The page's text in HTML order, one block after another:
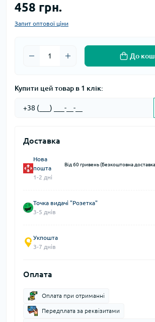
458 грн.
Запит оптової ціни
До
Купити цей товар в 1 клік:
Доставка
Нова
пошта
1-2 дні
Від 60 гривень (Безкоштовна
Точка видачі "Розетка"
3-5 днів
Укпошта
3-7 днів
Оплата
Оплата при отриманні
Передплата за реквізитами